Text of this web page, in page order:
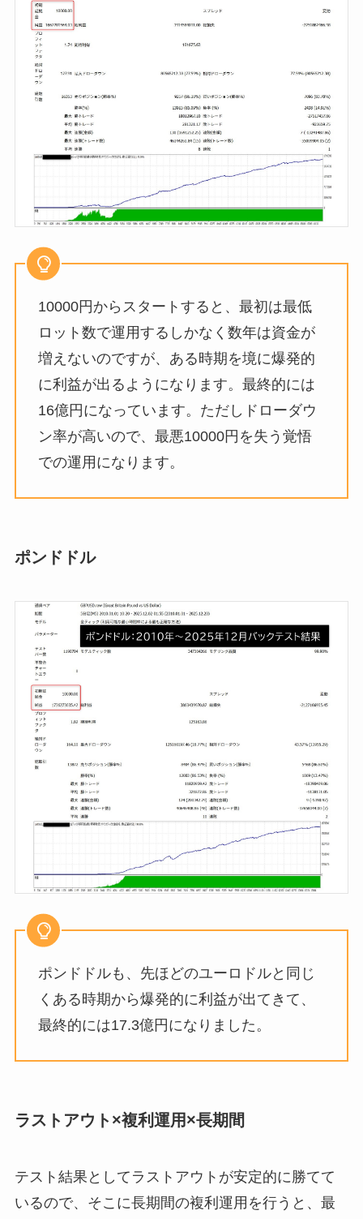
10000円からスタートすると、最初は最低
ロット数で運用するしかなく数年は資金が
増えないのですが、ある時期を境に爆発的
に利益が出るようになります。最終的には
16億円になっています。ただしドローダウ
ン率が高いので、最悪10000円を失う覚悟
での運用になります。
ポンドドル
ポンドドルも、先ほどのユーロドルと同じ
くある時期から爆発的に利益が出てきて、
最終的には17.3億円になりました。
ラストアウト×複利運用×長期間
テスト結果としてラストアウトが安定的に勝てて
いるので、そこに長期間の複利運用を行うと、最